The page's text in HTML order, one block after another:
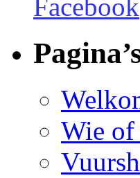
Wie of